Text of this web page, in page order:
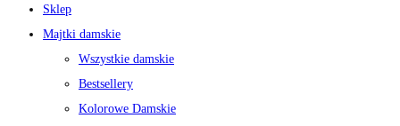
Sklep
Majtki damskie
Wszystkie damskie
Bestsellery
Kolorowe Damskie